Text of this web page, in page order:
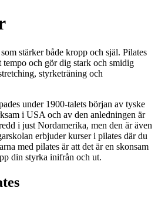
stärker både kropp och själ. Pilates
och gör dig stark och smidig
styrketräning och
under 1900-talets början av tyske
i USA och av den anledningen är
i just Nordamerika, men den är även
erbjuder kurser i pilates där du
med pilates är att det är en skonsam
din styrka inifrån och ut.